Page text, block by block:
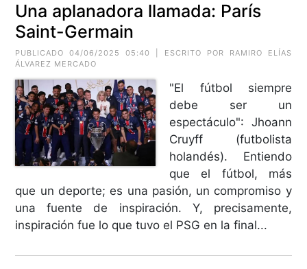
Una aplanadora llamada: París
Saint-Germain
PUBLICADO 04/06/2025 05:40 | ESCRITO POR RAMIRO ELÍAS
ÁLVAREZ MERCADO
"El fútbol siempre
debe ser un
espectáculo": Jhoann
Cruyff (futbolista
holandés). Entiendo
que el fútbol, más
que un deporte; es una pasión, un compromiso y
una fuente de inspiración. Y, precisamente,
inspiración fue lo que tuvo el PSG en la final...